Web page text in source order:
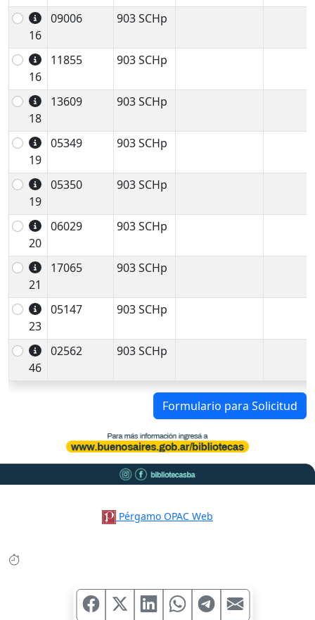
16
09006 903 SCHp
16
11855 903 SCHp
18
13609 903 SCHp
19
05349 903 SCHp
19
05350 903 SCHp
20
06029 903 SCHp
21
17065 903 SCHp
23
05147 903 SCHp
46
02562 903 SCHp
Formulario para Solicitud
Pérgamo OPAC Web